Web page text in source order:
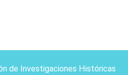
de Investigaciones Históricas